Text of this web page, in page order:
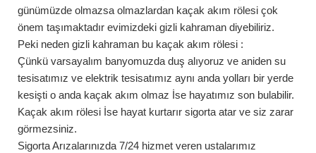
günümüzde olmazsa olmazlardan kaçak akım rölesi çok
önem taşımaktadır evimizdeki gizli kahraman diyebiliriz.
Peki neden gizli kahraman bu kaçak akım rölesi :
Çünkü varsayalım banyomuzda duş alıyoruz ve aniden su
tesisatımız ve elektrik tesisatımız aynı anda yolları bir yerde
kesişti o anda kaçak akım olmaz İse hayatımız son bulabilir.
Kaçak akım rölesi İse hayat kurtarır sigorta atar ve siz zarar
görmezsiniz.
Sigorta Arızalarınızda 7/24 hizmet veren ustalarımız